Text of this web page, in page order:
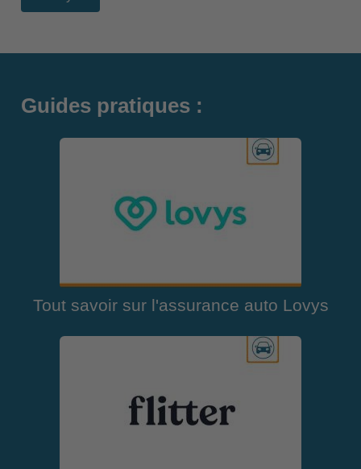
Guides pratiques :
Tout savoir sur l'assurance auto Lovys